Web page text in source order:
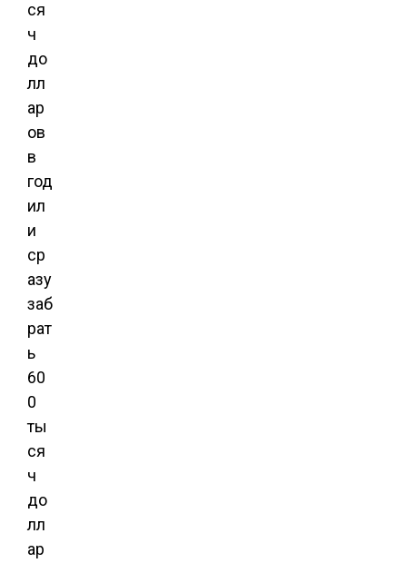
ся
ч
до
лл
ар
ов
в
год
ил
и
ср
азу
заб
рат
ь
60
0
ты
ся
ч
до
лл
ар